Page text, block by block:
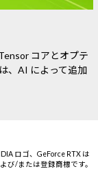
コアとオプテ
、AI によって追加
ロゴ、GeForce RTX は
び/または登録商標です。